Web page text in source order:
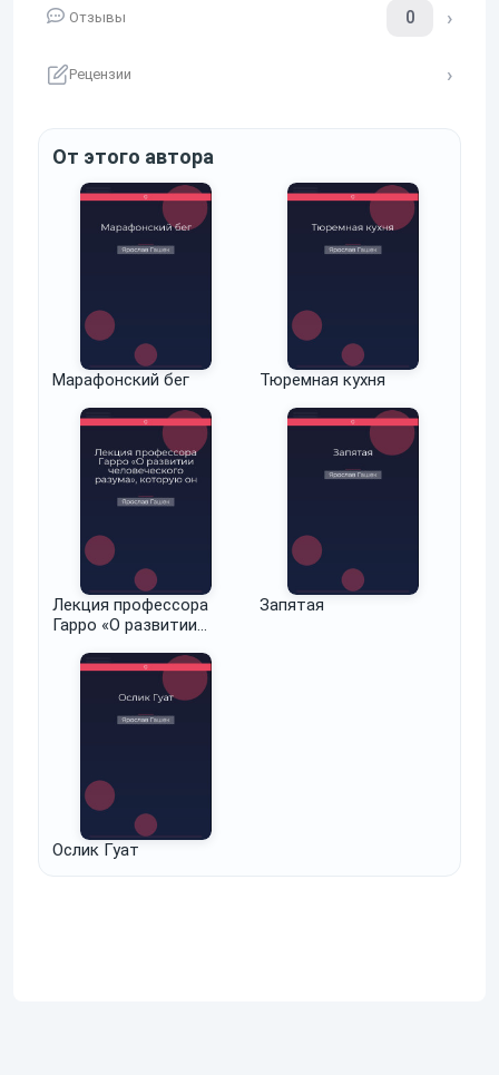
Отзывы 0
Рецензии
От этого автора
Марафонский бег Тюремная кухня
Лекция профессора
Гарро «О развитии
которую он читает в
Запятая
Ослик Гуат